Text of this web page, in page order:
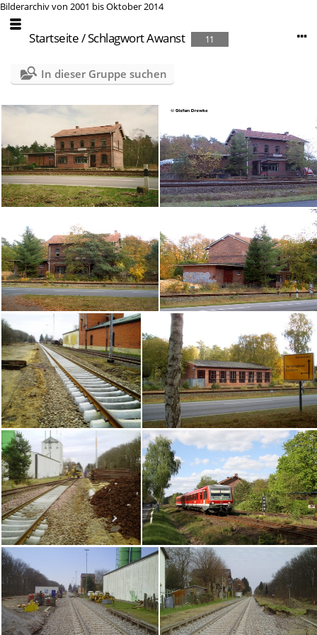
Bilderarchiv von 2001 bis Oktober 2014
Startseite/SchlagwortAwanst 11
In dieser Gruppe suchen